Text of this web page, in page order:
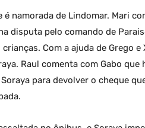
é namorada de Lindomar. Mari
disputa pelo comando de
Com a ajuda de Grego
Raul comenta com Gabo que
para devolver o cheque